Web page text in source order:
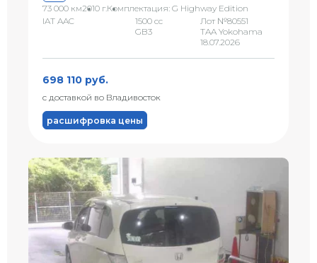
73 000 км2010 г.Комплектация: G Highway Edition
IAT AAC
1500 сс
GB3
Лот №80551
TAA Yokohama
18.07.2026
698 110 руб.
с доставкой во Владивосток
расшифровка цены